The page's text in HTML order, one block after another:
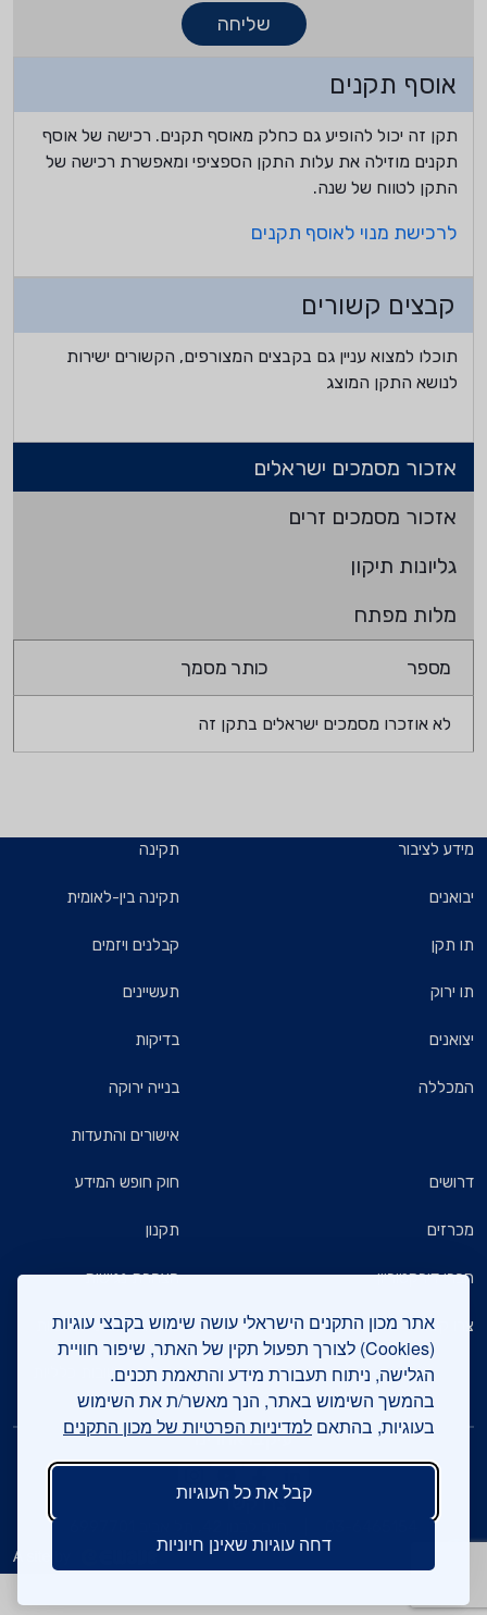
אתר מכון התקנים הישראלי עושה שימוש בקבצי עוגיות
(Cookies) לצורך תפעול תקין של האתר, שיפור חוויית
הגלישה, ניתוח תעבורת מידע והתאמת תכנים.
בהמשך השימוש באתר, הנך מאשר/ת את השימוש
בעוגיות, בהתאם למדיניות הפרטיות של מכון התקנים
קבל את כל העוגיות
דחה עוגיות שאינן חיוניות
שליחה
אוסף תקנים
תקן זה יכול להופיע גם כחלק מאוסף תקנים. רכישה של אוסף
תקנים מוזילה את עלות התקן הספציפי ומאפשרת רכישה של
התקן לטווח של שנה.
לרכישת מנוי לאוסף תקנים
קבצים קשורים
תוכלו למצוא עניין גם בקבצים המצורפים, הקשורים ישירות
לנושא התקן המוצג
אזכור מסמכים ישראלים
אזכור מסמכים זרים
גליונות תיקון
מלות מפתח
מספר כותר מסמך
לא אוזכרו מסמכים ישראלים בתקן זה
מידע לציבור
יבואנים
תו תקן
תו ירוק
יצואנים
המכללה
תקינה
תקינה בין-לאומית
קבלנים ויזמים
תעשיינים
בדיקות
בנייה ירוקה
אישורים והתעדות
דרושים
מכרזים
חברי דירקטוריון
צרו קשר
חוק חופש המידע
תקנון
הצהרת נגישות
מדיניות הגנת הפרטיות
שאלות ותשובות כלליות
עיקבו אחרינו
צרו קשר